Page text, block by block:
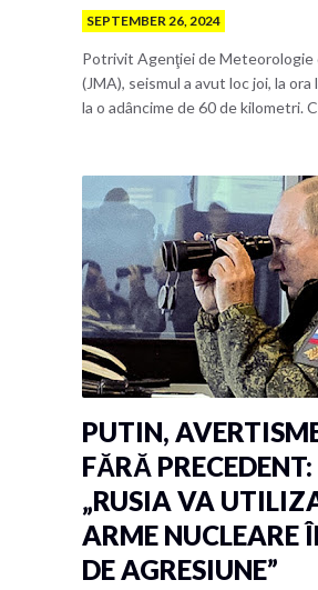
SEPTEMBER 26, 2024
Potrivit Agenţiei de Meteorologie
(JMA), seismul a avut loc joi, la ora
la o adâncime de 60 de kilometri.
PUTIN,
FĂRĂ PRECEDENT:
„RUSIA VA
ARME NUCLEARE
DE AGRESIUNE”